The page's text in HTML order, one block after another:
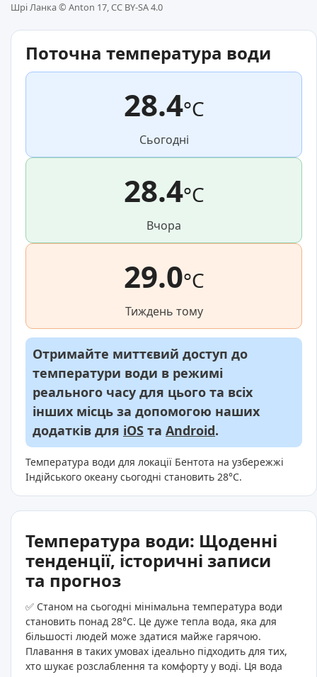
Шрі Ланка © Anton 17, CC BY-SA 4.0
Поточна температура води
28.4°C
Сьогодні
28.4°C
Вчора
29.0°C
Тиждень тому
Отримайте миттєвий доступ до
температури води в режимі
реального часу для цього та всіх
інших місць за допомогою наших
додатків для iOS та Android.
Температура води для локації Бентота на узбережжі
Індійського океану сьогодні становить 28°C.
Температура води: Щоденні
тенденції, історичні записи
та прогноз
✅ Станом на сьогодні мінімальна температура води
становить понад 28°C. Це дуже тепла вода, яка для
більшості людей може здатися майже гарячою.
Плавання в таких умовах ідеально підходить для тих,
хто шукає розслаблення та комфорту у воді. Ця вода